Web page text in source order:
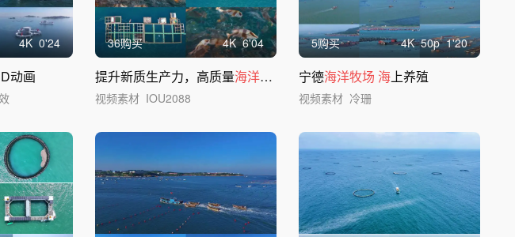
4K 0'24
动画
36购买 4K 6'04
提升新质生产力，高质量海洋牧场 建设
视频素材 IOU2088
5购买 4K 50p 1'20
宁德海洋牧场 海上养殖
视频素材 冷珊